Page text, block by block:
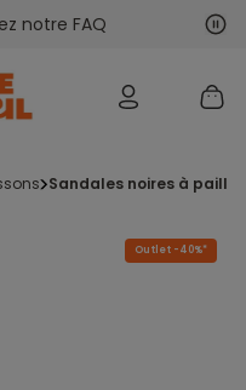
notre FAQ
sandales noires à
Outlet -40%*